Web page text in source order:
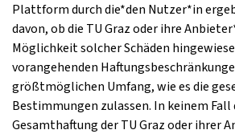
Plattform durch die*den Nutzer*in
davon, ob die TU Graz oder ihre
Möglichkeit solcher Schäden
vorangehenden
größtmöglichen Umfang, wie es die
Bestimmungen zulassen. In keinem Fall
Gesamthaftung der TU Graz oder ihrer